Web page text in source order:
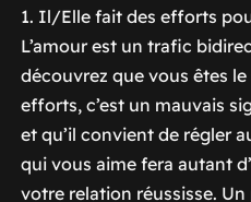
1. Il/Elle fait des efforts
L’amour est un trafic
découvrez que vous êtes
efforts, c’est un mauvais
et qu’il convient de régler
qui vous aime fera autant
votre relation réussisse.